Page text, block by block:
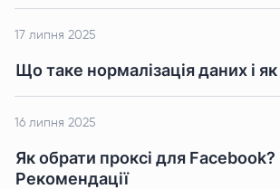
17 липня 2025
Що таке нормалізація даних і
16 липня 2025
Як обрати проксі для Facebook?
Рекомендації